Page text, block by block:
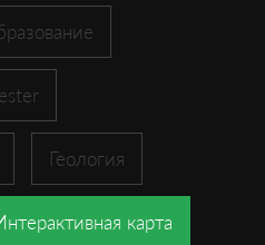
Геология
карта